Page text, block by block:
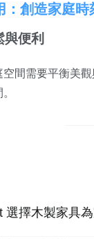
：創造家庭時
便利
間需要平衡美
選擇木製家具